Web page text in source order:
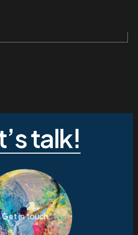
talk!
Get in touch